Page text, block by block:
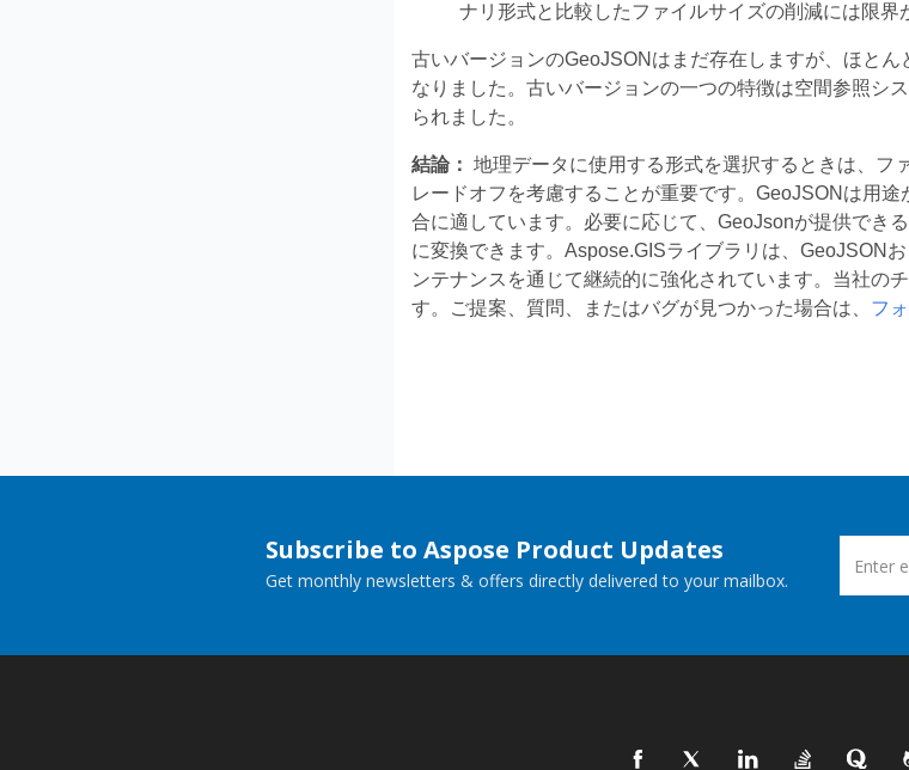
ナリ形式と比較したファイルサイズの削減には限界
古いバージョンのGeoJSONはまだ存在しますが、ほと
なりました。古いバージョンの一つの特徴は空間参照シ
られました。
結論： 地理データに使用する形式を選択するときは、フ
レードオフを考慮することが重要です。GeoJSONは用
合に適しています。必要に応じて、GeoJsonが提供でき
に変換できます。Aspose.GISライブラリは、GeoJSON
ンテナンスを通じて継続的に強化されています。当社の
す。ご提案、質問、またはバグが見つかった場合は、 フ
Subscribe to Aspose Product Updates
Get monthly newsletters & offers directly delivered to your mailbox.